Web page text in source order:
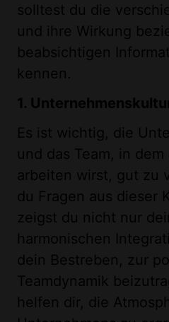
solltest du die
und ihre Wirkung
beabsichtigen
kennen.
1.
Es ist wichtig, die
und das Team, in
arbeiten wirst, gut zu
du Fragen aus dieser
zeigst du nicht nur
harmonischen
dein Bestreben, zur
Teamdynamik
helfen dir, die